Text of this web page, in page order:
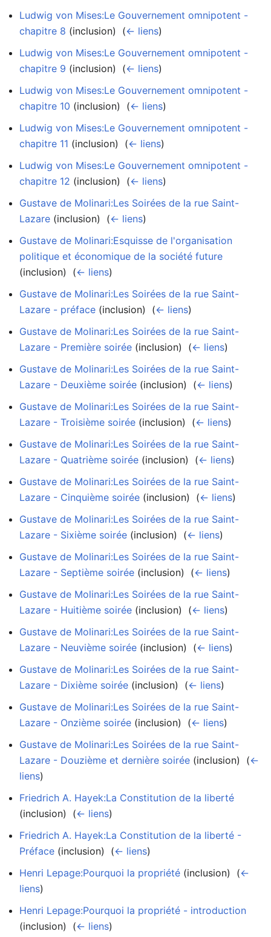
Ludwig von Mises:Le Gouvernement omnipotent -
chapitre 8 (inclusion) ‎ (← liens)
Ludwig von Mises:Le Gouvernement omnipotent -
chapitre 9 (inclusion) ‎ (← liens)
Ludwig von Mises:Le Gouvernement omnipotent -
chapitre 10 (inclusion) ‎ (← liens)
Ludwig von Mises:Le Gouvernement omnipotent -
chapitre 11 (inclusion) ‎ (← liens)
Ludwig von Mises:Le Gouvernement omnipotent -
chapitre 12 (inclusion) ‎ (← liens)
Gustave de Molinari:Les Soirées de la rue Saint-
Lazare (inclusion) ‎ (← liens)
Gustave de Molinari:Esquisse de l'organisation
politique et économique de la société future
(inclusion) ‎ (← liens)
Gustave de Molinari:Les Soirées de la rue Saint-
Lazare - préface (inclusion) ‎ (← liens)
Gustave de Molinari:Les Soirées de la rue Saint-
Lazare - Première soirée (inclusion) ‎ (← liens)
Gustave de Molinari:Les Soirées de la rue Saint-
Lazare - Deuxième soirée (inclusion) ‎ (← liens)
Gustave de Molinari:Les Soirées de la rue Saint-
Lazare - Troisième soirée (inclusion) ‎ (← liens)
Gustave de Molinari:Les Soirées de la rue Saint-
Lazare - Quatrième soirée (inclusion) ‎ (← liens)
Gustave de Molinari:Les Soirées de la rue Saint-
Lazare - Cinquième soirée (inclusion) ‎ (← liens)
Gustave de Molinari:Les Soirées de la rue Saint-
Lazare - Sixième soirée (inclusion) ‎ (← liens)
Gustave de Molinari:Les Soirées de la rue Saint-
Lazare - Septième soirée (inclusion) ‎ (← liens)
Gustave de Molinari:Les Soirées de la rue Saint-
Lazare - Huitième soirée (inclusion) ‎ (← liens)
Gustave de Molinari:Les Soirées de la rue Saint-
Lazare - Neuvième soirée (inclusion) ‎ (← liens)
Gustave de Molinari:Les Soirées de la rue Saint-
Lazare - Dixième soirée (inclusion) ‎ (← liens)
Gustave de Molinari:Les Soirées de la rue Saint-
Lazare - Onzième soirée (inclusion) ‎ (← liens)
Gustave de Molinari:Les Soirées de la rue Saint-
Lazare - Douzième et dernière soirée (inclusion) ‎ (←
liens)
Friedrich A. Hayek:La Constitution de la liberté
(inclusion) ‎ (← liens)
Friedrich A. Hayek:La Constitution de la liberté -
Préface (inclusion) ‎ (← liens)
Henri Lepage:Pourquoi la propriété (inclusion) ‎ (←
liens)
Henri Lepage:Pourquoi la propriété - introduction
(inclusion) ‎ (← liens)